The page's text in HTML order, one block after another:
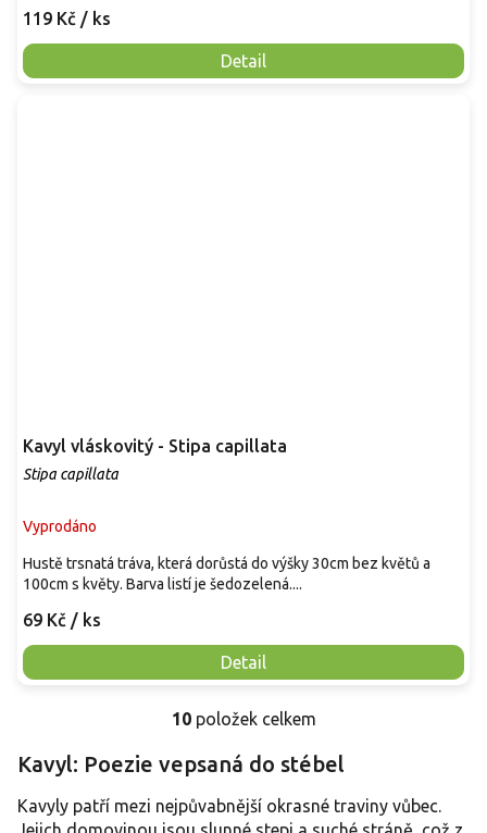
119 Kč / ks
Detail
Kavyl vláskovitý - Stipa capillata
Stipa capillata
Vyprodáno
69 Kč / ks
Detail
Hustě trsnatá tráva, která dorůstá do výšky 30cm bez květů a
100cm s květy. Barva listí je šedozelená....
O
l
d
10položek celkem
Kavyl: Poezie vepsaná do stébel
Kavyly patří mezi nejpůvabnější okrasné traviny vůbec.